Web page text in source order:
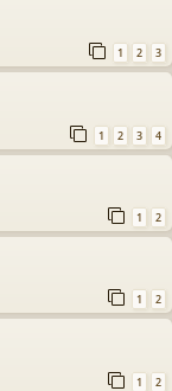
1 2 3
1 2 3 4
1 2
1 2
1 2